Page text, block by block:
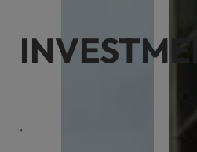
제공합니다.